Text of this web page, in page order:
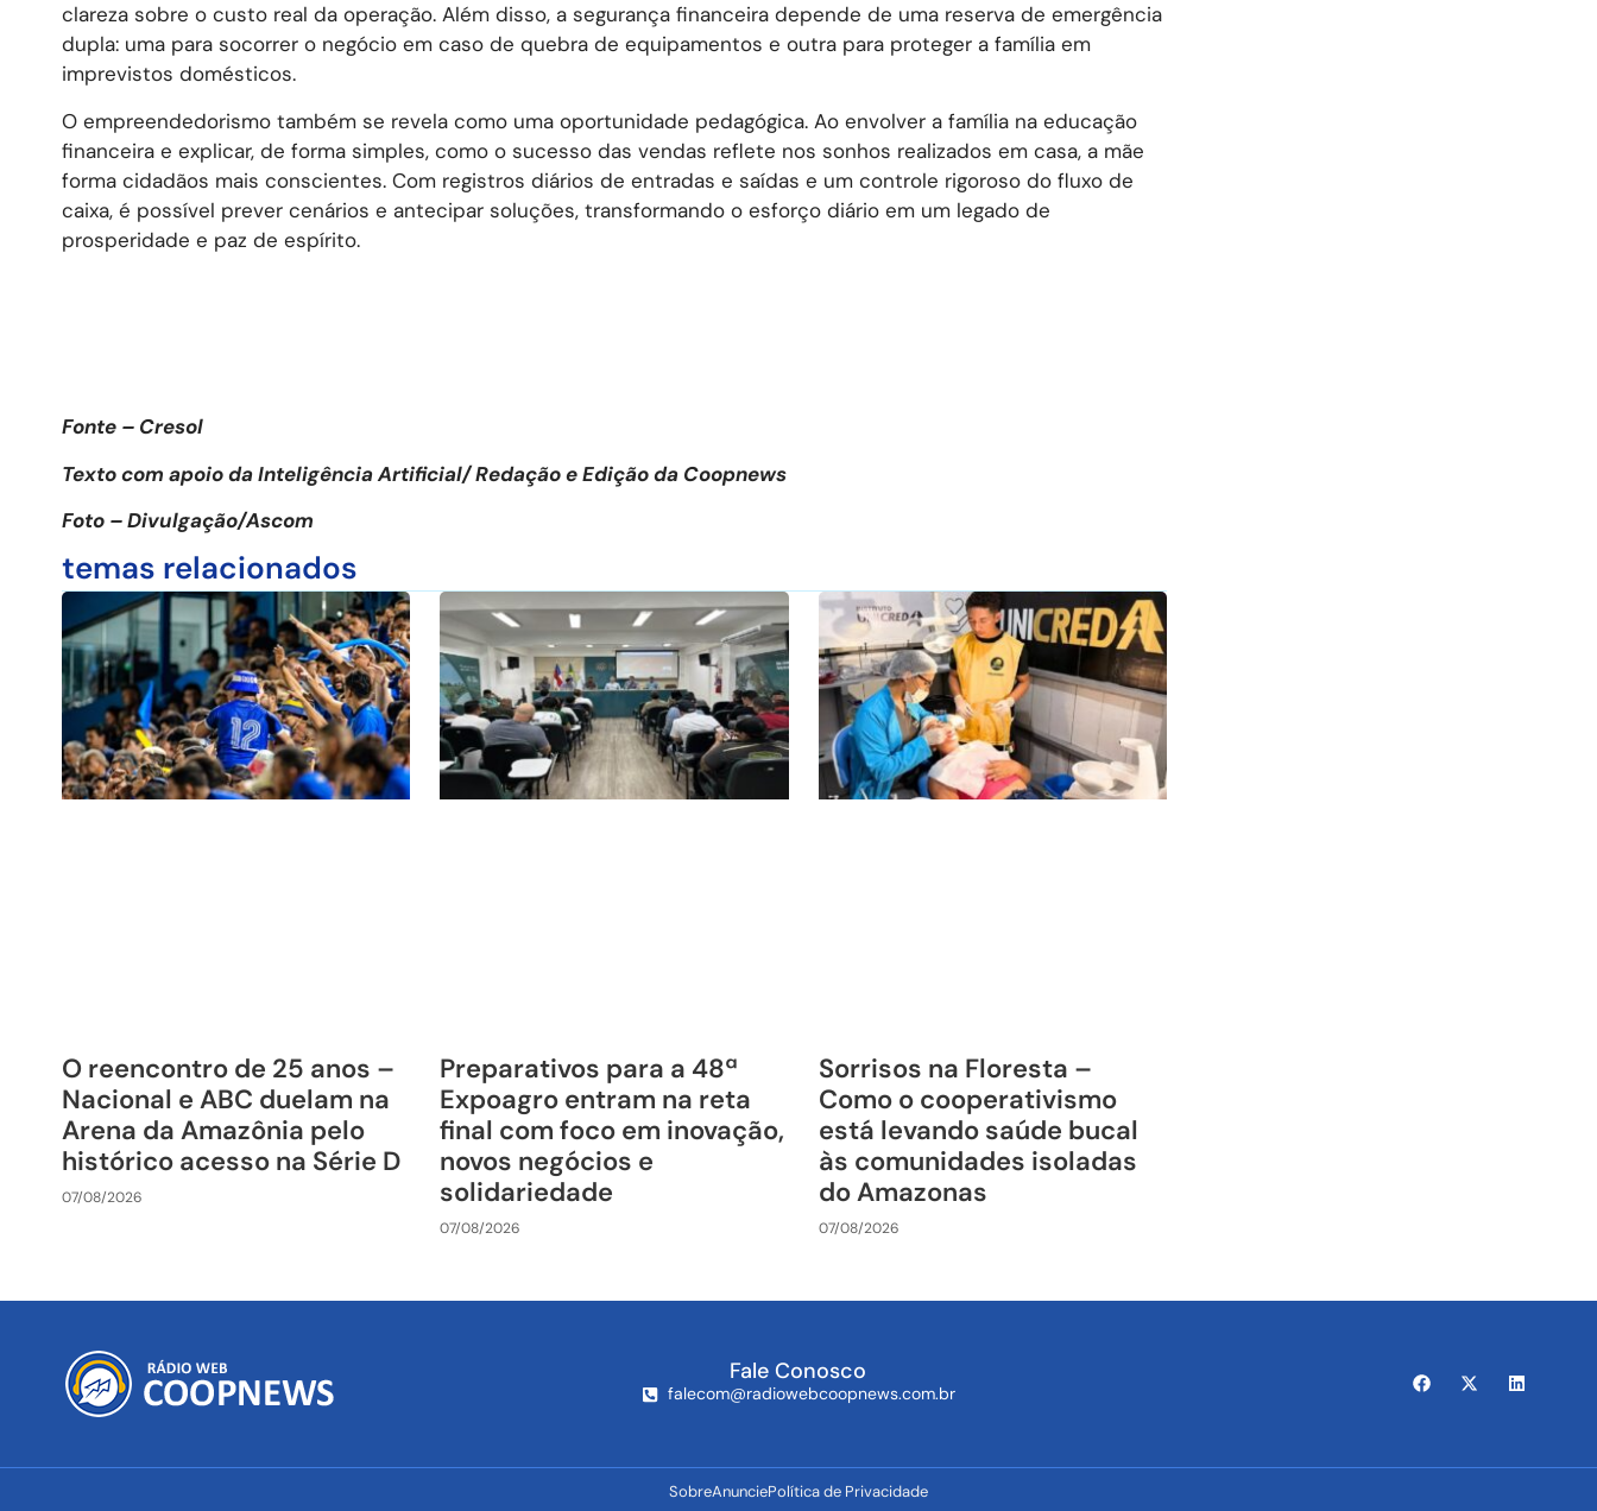
clareza sobre o custo real da operação. Além disso, a segurança financeira depende de uma reserva de emergência
dupla: uma para socorrer o negócio em caso de quebra de equipamentos e outra para proteger a família em
imprevistos domésticos.
O empreendedorismo também se revela como uma oportunidade pedagógica. Ao envolver a família na educação
financeira e explicar, de forma simples, como o sucesso das vendas reflete nos sonhos realizados em casa, a mãe
forma cidadãos mais conscientes. Com registros diários de entradas e saídas e um controle rigoroso do fluxo de
caixa, é possível prever cenários e antecipar soluções, transformando o esforço diário em um legado de
prosperidade e paz de espírito.
Fonte – Cresol
Texto com apoio da Inteligência Artificial/ Redação e Edição da Coopnews
Foto – Divulgação/Ascom
temas relacionados
O reencontro de 25 anos –
Nacional e ABC duelam na
Arena da Amazônia pelo
histórico acesso na Série D
07/08/2026
Preparativos para a 48ª
Expoagro entram na reta
final com foco em inovação,
novos negócios e
solidariedade
07/08/2026
Sorrisos na Floresta –
Como o cooperativismo
está levando saúde bucal
às comunidades isoladas
do Amazonas
07/08/2026
Fale Conosco
falecom@radiowebcoopnews.com.br
SobreAnunciePolítica de Privacidade